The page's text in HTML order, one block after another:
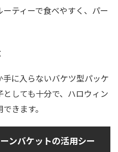
ティーで食べやすく、パー
に入らないバケツ型パッケ
しても十分で、ハロウィン
きます。
ンバケットの活用シー